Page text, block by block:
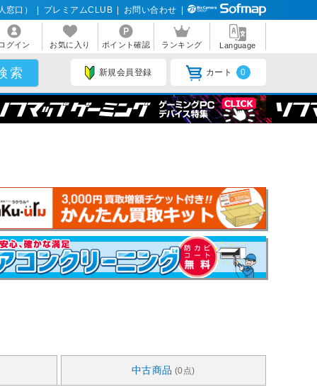
窓口） プレミアムCLUB お問い合わせ
グイン お気に入り ポイント確認 ランキング Language
新規会員登録 カート 0
中古商品 (0点)